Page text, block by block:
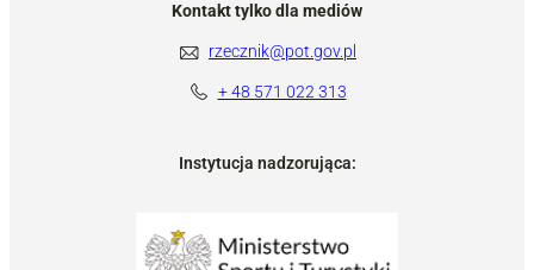
Kontakt tylko dla mediów
rzecznik@pot.gov.pl
+ 48 571 022 313
Instytucja nadzorująca: